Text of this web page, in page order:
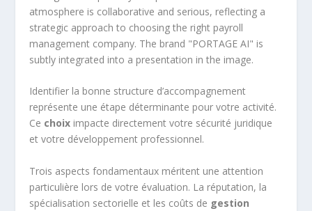
Identifier la bonne structure d’accompagnement
représente une étape déterminante pour votre activité.
Ce choix impacte directement votre sécurité juridique
et votre développement professionnel.
Trois aspects fondamentaux méritent une attention
particulière lors de votre évaluation. La réputation, la
spécialisation sectorielle et les coûts de gestion